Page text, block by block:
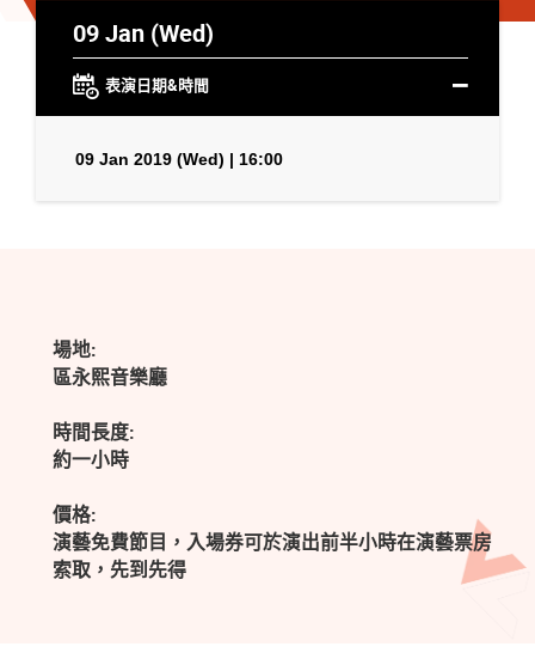
09 Jan (Wed)
表演日期&時間
09 Jan 2019 (Wed) | 16:00
場地:
區永熙音樂廳
時間長度:
約一小時
價格:
演藝免費節目，入場券可於演出前半小時在演藝票房
索取，先到先得